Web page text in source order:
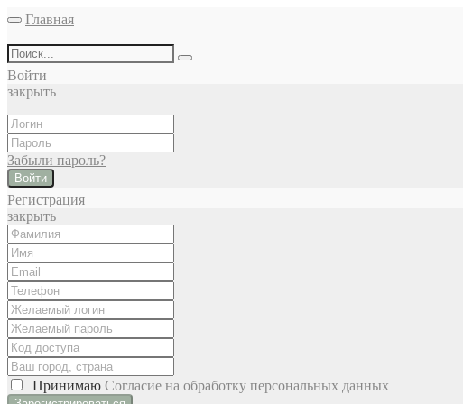
Главная
Войти
закрыть
Забыли пароль?
Войти
Регистрация
закрыть
Принимаю Cогласие на обработку персональных данных